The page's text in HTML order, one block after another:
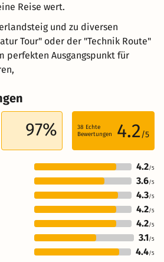
Reise wert.
und zu diversen
Tour" oder der "Technik Route"
perfekten Ausgangspunkt für
97% 38 Echte
Bewertungen
4.2 /5
4.2/5
3.6/5
4.3/5
4.2/5
4.2/5
3.1/5
4.4/5